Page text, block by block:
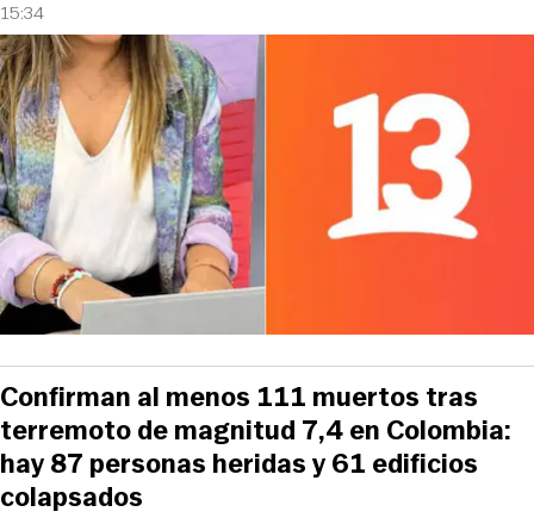
15:34
Confirman al menos 111 muertos tras
terremoto de magnitud 7,4 en Colombia:
hay 87 personas heridas y 61 edificios
colapsados